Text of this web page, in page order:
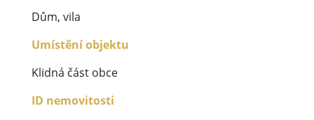
Dům, vila
Umístění objektu
Klidná část obce
ID nemovitosti